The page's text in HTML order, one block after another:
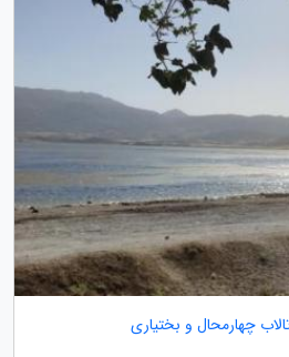
چهارمحال و بختیاری